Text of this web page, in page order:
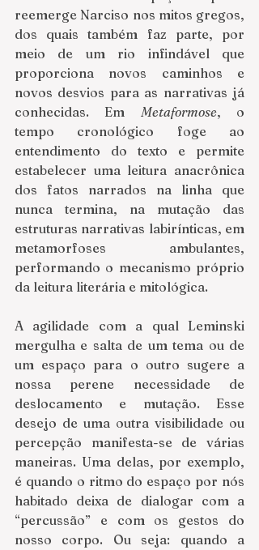
reemerge Narciso nos mitos gregos,
dos quais também faz parte, por
meio de um rio infindável que
proporciona novos caminhos e
novos desvios para as narrativas já
conhecidas. Em Metaformose, o
tempo cronológico foge ao
entendimento do texto e permite
estabelecer uma leitura anacrônica
dos fatos narrados na linha que
nunca termina, na mutação das
estruturas narrativas labirínticas, em
metamorfoses ambulantes,
performando o mecanismo próprio
da leitura literária e mitológica.
A agilidade com a qual Leminski
mergulha e salta de um tema ou de
um espaço para o outro sugere a
nossa perene necessidade de
deslocamento e mutação. Esse
desejo de uma outra visibilidade ou
percepção manifesta-se de várias
maneiras. Uma delas, por exemplo,
é quando o ritmo do espaço por nós
habitado deixa de dialogar com a
“percussão” e com os gestos do
nosso corpo. Ou seja: quando a